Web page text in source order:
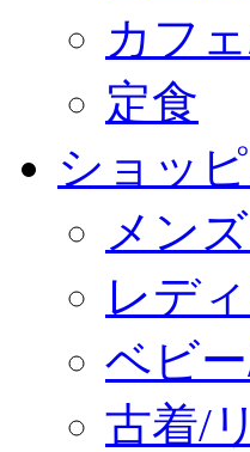
カフ
定食
ショッ
メン
レデ
ベビ
古着/